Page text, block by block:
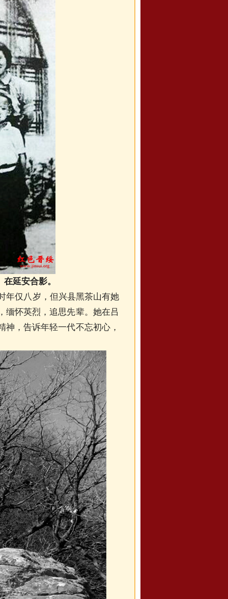
延安合影。
仅八岁，但兴县黑茶山有她
怀英烈，追思先辈。她在吕
，告诉年轻一代不忘初心，